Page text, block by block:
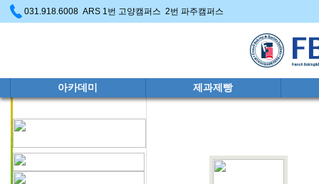
031.918.6008 ARS 1번 고양캠퍼스 2번 파주캠퍼스
아카데미 제과제빵